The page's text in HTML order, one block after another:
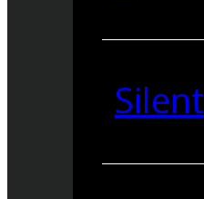
Silent